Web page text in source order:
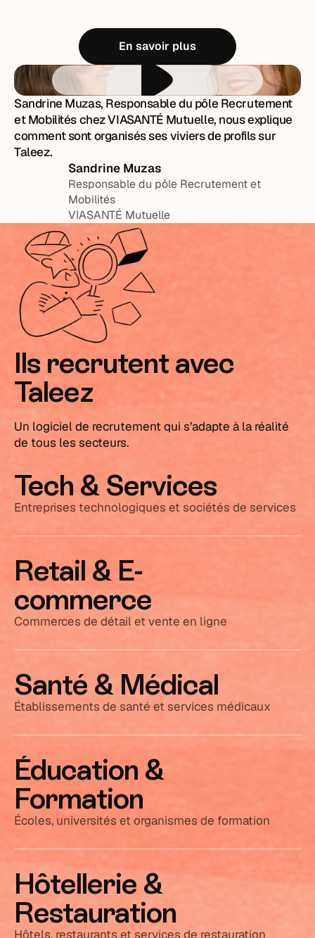
En savoir plus
Sandrine Muzas, Responsable du pôle Recrutement
et Mobilités chez VIASANTÉ Mutuelle, nous explique
comment sont organisés ses viviers de profils sur
Taleez.
Sandrine Muzas
Responsable du pôle Recrutement et
Mobilités
VIASANTÉ Mutuelle
Ils recrutent avec
Taleez
Un logiciel de recrutement qui s’adapte à la réalité
de tous les secteurs.
Tech & Services
Entreprises technologiques et sociétés de services
Retail & E-
commerce
Commerces de détail et vente en ligne
Santé & Médical
Établissements de santé et services médicaux
Éducation &
Formation
Écoles, universités et organismes de formation
Hôtellerie &
Restauration
Hôtels, restaurants et services de restauration